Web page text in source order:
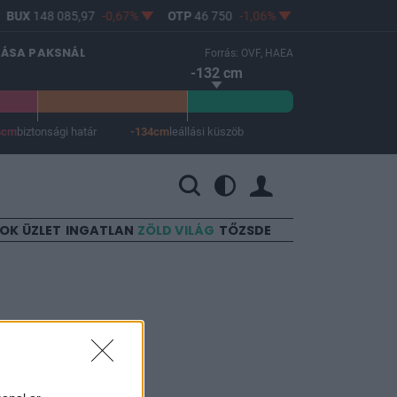
BUX148 085,97 -0,67% OTP46 750 -1,06%
PAKSNÁL Forrás: OVF, HAEA
-132 cm
biztonsági határ -134cmleállási küszöb
ÜZLET INGATLAN ZÖLD VILÁG TŐZSDE